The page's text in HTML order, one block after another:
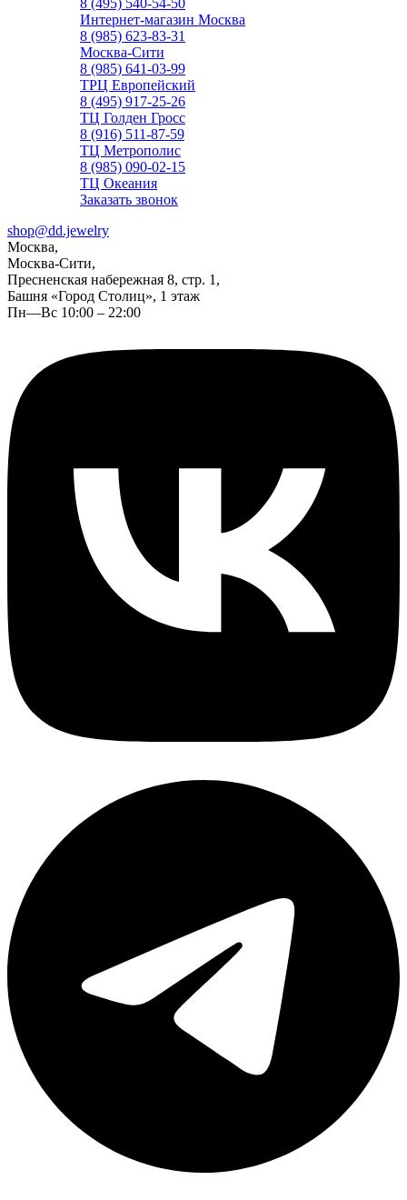
8 (495) 540-54-50
Интернет-магазин Москва
8 (985) 623-83-31
Москва-Сити
8 (985) 641-03-99
ТРЦ Европейский
8 (495) 917-25-26
ТЦ Голден Гросс
8 (916) 511-87-59
ТЦ Метрополис
8 (985) 090-02-15
ТЦ Океания
Заказать звонок
shop@dd.jewelry
Москва,
Москва-Сити,
Пресненская набережная 8, стр. 1,
Башня «Город Столиц», 1 этаж
Пн—Вс 10:00 – 22:00